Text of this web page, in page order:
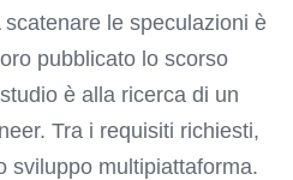
scatenare le speculazioni è
pubblicato lo scorso
è alla ricerca di un
Tra i requisiti richiesti,
sviluppo multipiattaforma.